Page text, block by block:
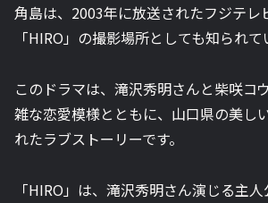
角島は、2003年に放送されたフジテレ
「HIRO」の撮影場所としても知られて
このドラマは、滝沢秀明さんと柴咲コ
雑な恋愛模様とともに、山口県の美し
れたラブストーリーです。
「HIRO」は、滝沢秀明さん演じる主